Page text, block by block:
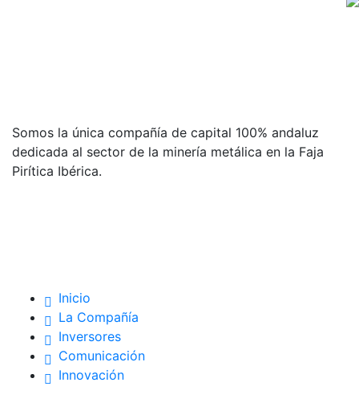
Somos la única compañía de capital 100% andaluz
dedicada al sector de la minería metálica en la Faja
Pirítica Ibérica.
Inicio
La Compañía
Inversores
Comunicación
Innovación